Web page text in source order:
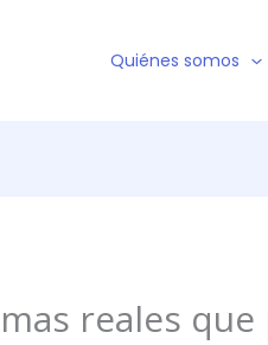
Quiénes somos
reales